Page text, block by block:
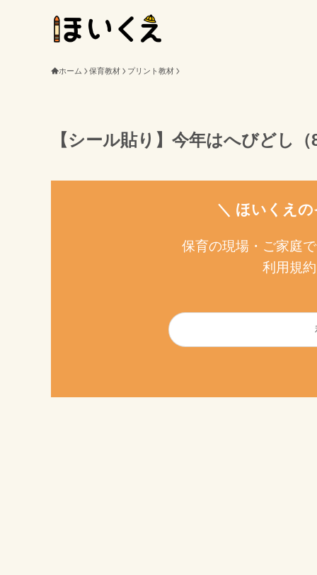
ホーム 保育教材 プリント教材
【シール貼り】今年はへびどし
＼ ほいくえの
保育の現場・ご家庭
利用規